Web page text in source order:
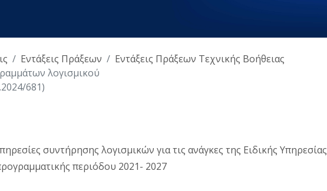
Εντάξεις Πράξεων
Εντάξεις Πράξεων Τεχνικής Βοήθειας
λογισμικού
681)
συντήρησης λογισμικών για τις ανάγκες της Ειδικής Υπηρεσίας
περιόδου 2021- 2027